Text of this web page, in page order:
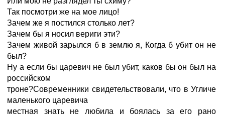
Так посмотри же на мое лицо!
Зачем же я постился столько лет?
Зачем бы я носил вериги эти?
Зачем живой зарылся б в землю я, Когда б убит он не
был?
Hу а если бы царевич не был убит, каков бы он был на
российском
троне?Современники свидетельствовали, что в Угличе
маленького царевича
местная знать не любила и боялась за его рано